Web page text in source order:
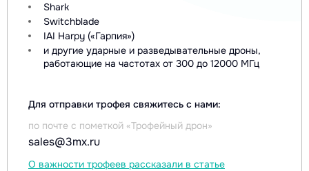
Shark
Switchblade
IAI Harpy («Гарпия»)
и другие ударные и разведывательные дроны,
работающие на частотах от 300 до 12000 МГц
Для отправки трофея свяжитесь с нами:
по почте с пометкой «Трофейный дрон»
sales@3mx.ru
О важности трофеев рассказали в статье